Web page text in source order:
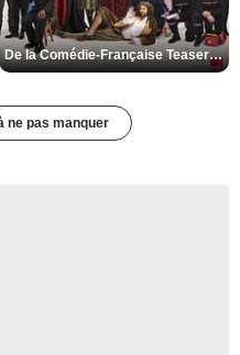
De la Comédie-Française Teaser VF
ne pas manquer